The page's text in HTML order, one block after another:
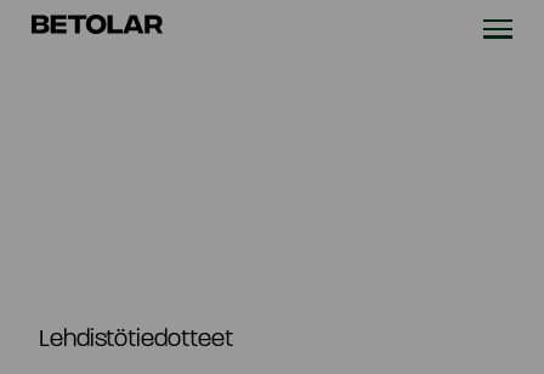
Siirry sisältöön
Betolar
Lehdistötiedotteet